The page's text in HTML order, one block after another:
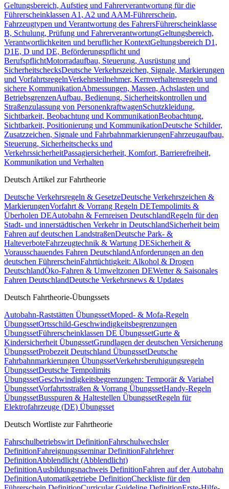
Geltungsbereich, Aufstieg und Fahrerverantwortung für die
Führerscheinklassen A1, A2 und AAM-Führerschein,
Fahrzeugtypen und Verantwortung des FahrersFührerscheinklasse
B, Schulung, Prüfung und FahrerverantwortungGeltungsbereich,
Verantwortlichkeiten und beruflicher KontextGeltungsbereich D1,
D1E, D und DE, Beförderungspflicht und
BerufspflichtMotorradaufbau, Steuerung, Ausrüstung und
SicherheitschecksDeutsche Verkehrszeichen, Signale, Markierungen
und VorfahrtsregelnVerkehrsteilnehmer, Kernverhaltensregeln und
sichere KommunikationAbmessungen, Massen, Achslasten und
BetriebsgrenzenAufbau, Bedienung, Sicherheitskontrollen und
Straßenzulassung von PersonenkraftwagenSchutzkleidung,
Sichtbarkeit, Beobachtung und KommunikationBeobachtung,
Sichtbarkeit, Positionierung und KommunikationDeutsche Schilder,
Zusatzzeichen, Signale und FahrbahnmarkierungenFahrzeugaufbau,
Steuerung, Sicherheitschecks und
VerkehrssicherheitPassagiersicherheit, Komfort, Barrierefreiheit,
Kommunikation und Verhalten
Deutsch Artikel zur Fahrtheorie
Deutsche Verkehrsregeln & GesetzeDeutsche Verkehrszeichen &
MarkierungenVorfahrt & Vorrang Regeln DETempolimits &
Überholen DEAutobahn & Fernreisen DeutschlandRegeln für den
Stadt- und innerstädtischen Verkehr in DeutschlandSicherheit beim
Fahren auf deutschen LandstraßenDeutsche Park- &
HalteverboteFahrzeugtechnik & Wartung DESicherheit &
Vorausschauendes Fahren DeutschlandAnforderungen an den
deutschen FührerscheinFahrtüchtigkeit: Alkohol & Drogen
DeutschlandÖko-Fahren & Umweltzonen DEWetter & Saisonales
Fahren DeutschlandDeutsche Verkehrsnews & Updates
Deutsch Fahrtheorie-Übungssets
Autobahn-Raststätten ÜbungssetMoped- & Mofa-Regeln
ÜbungssetOrtsschild-Geschwindigkeitsbegrenzungen
ÜbungssetFührerscheinklassen DE ÜbungssetGurte &
Kindersicherheit ÜbungssetGrundlagen der deutschen Versicherung
ÜbungssetProbezeit Deutschland ÜbungssetDeutsche
Fahrbahnmarkierungen ÜbungssetVerkehrsberuhigungsregeln
ÜbungssetDeutsche Tempolimits
ÜbungssetGeschwindigkeitsbegrenzungen: Temporär & Variabel
ÜbungssetVorfahrtsstraßen & Vorrang ÜbungssetHandy-Regeln
ÜbungssetBusspuren & Haltestellen ÜbungssetRegeln für
Elektrofahrzeuge (DE) Übungsset
Deutsch Wortliste zur Fahrtheorie
Fahrschulbetriebswirt DefinitionFahrschulwechsler
DefinitionFahreignungsseminar DefinitionFahrlehrer
DefinitionAbblendlicht (Abblendlicht)
DefinitionAusbildungsnachweis DefinitionFahren auf der Autobahn
DefinitionAutomatikgetriebe DefinitionCheckliste für den